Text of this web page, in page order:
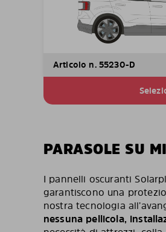
Articolo n. 55230-D
PARASOLE SU
I pannelli oscuranti
garantiscono una
nostra tecnologia
nessuna pellicola,